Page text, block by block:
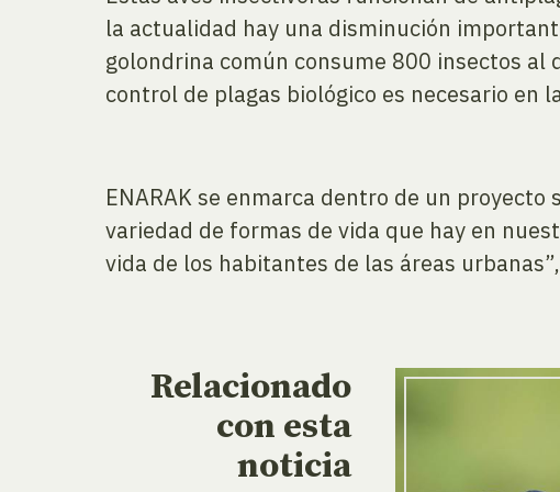
la actualidad hay una disminución
golondrina común consume 800 insectos al
control de plagas biológico es necesario en
ENARAK se enmarca dentro de un
variedad de formas de vida que hay en
vida de los habitantes de las áreas
Relacionado
con esta
noticia